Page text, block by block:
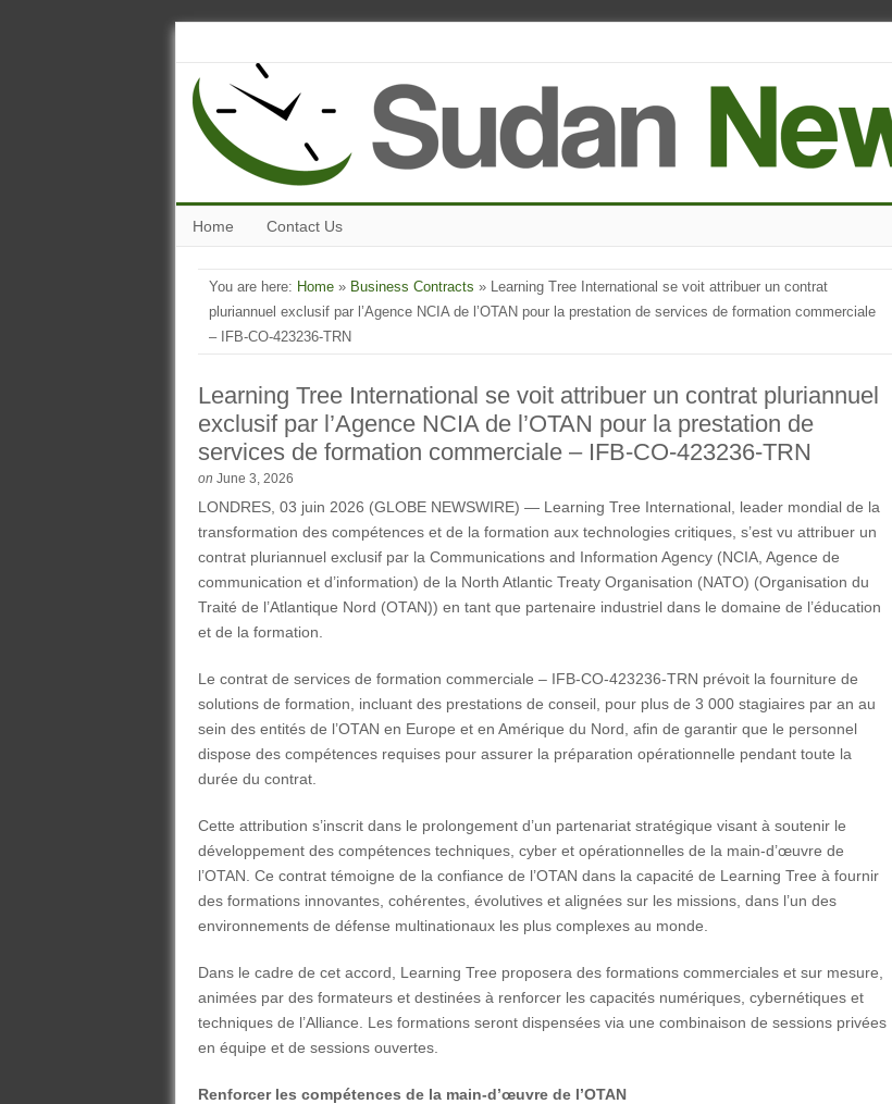
Home Contact Us
You are here: Home » Business Contracts » Learning Tree International se voit attribuer un contrat
pluriannuel exclusif par l’Agence NCIA de l’OTAN pour la prestation de services de formation commerciale
– IFB-CO-423236-TRN
Learning Tree International se voit attribuer un contrat pluriannuel
exclusif par l’Agence NCIA de l’OTAN pour la prestation de
services de formation commerciale – IFB-CO-423236-TRN
on June 3, 2026
LONDRES, 03 juin 2026 (GLOBE NEWSWIRE) — Learning Tree International, leader mondial de la
transformation des compétences et de la formation aux technologies critiques, s’est vu attribuer un
contrat pluriannuel exclusif par la Communications and Information Agency (NCIA, Agence de
communication et d’information) de la North Atlantic Treaty Organisation (NATO) (Organisation du
Traité de l’Atlantique Nord (OTAN)) en tant que partenaire industriel dans le domaine de l’éducation
et de la formation.
Le contrat de services de formation commerciale – IFB-CO-423236-TRN prévoit la fourniture de
solutions de formation, incluant des prestations de conseil, pour plus de 3 000 stagiaires par an au
sein des entités de l’OTAN en Europe et en Amérique du Nord, afin de garantir que le personnel
dispose des compétences requises pour assurer la préparation opérationnelle pendant toute la
durée du contrat.
Cette attribution s’inscrit dans le prolongement d’un partenariat stratégique visant à soutenir le
développement des compétences techniques, cyber et opérationnelles de la main-d’œuvre de
l’OTAN. Ce contrat témoigne de la confiance de l’OTAN dans la capacité de Learning Tree à fournir
des formations innovantes, cohérentes, évolutives et alignées sur les missions, dans l’un des
environnements de défense multinationaux les plus complexes au monde.
Dans le cadre de cet accord, Learning Tree proposera des formations commerciales et sur mesure,
animées par des formateurs et destinées à renforcer les capacités numériques, cybernétiques et
techniques de l’Alliance. Les formations seront dispensées via une combinaison de sessions privées
en équipe et de sessions ouvertes.
Renforcer les compétences de la main-d’œuvre de l’OTAN